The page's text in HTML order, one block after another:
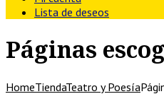
Lista de deseos
Páginas
HomeTiendaTeatro y Poesía